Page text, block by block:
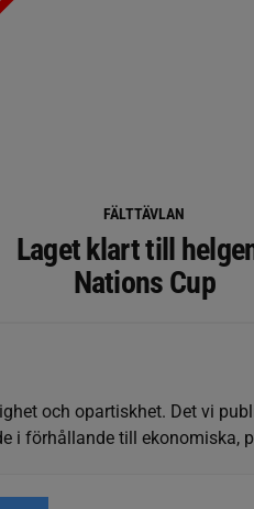
FÄLTTÄVLAN
Laget klart till
Nations Cup
och opartiskhet. Det vi
i förhållande till ekonomiska,